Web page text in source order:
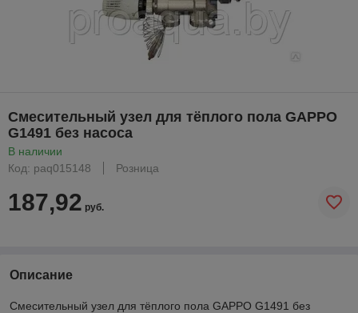
Смесительный узел для тёплого пола GAPPO
G1491 без насоса
В наличии
Код: paq015148
Розница
187,92 руб.
Описание
Смесительный узел для тёплого пола GAPPO G1491 без